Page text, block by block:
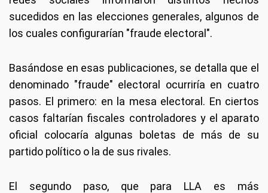
sucedidos en las elecciones generales, algunos de
los cuales configurarían "fraude electoral".
Basándose en esas publicaciones, se detalla que el
denominado "fraude" electoral ocurriría en cuatro
pasos. El primero: en la mesa electoral. En ciertos
casos faltarían fiscales controladores y el aparato
oficial colocaría algunas boletas de más de su
partido político o la de sus rivales.
El segundo paso, que para LLA es más